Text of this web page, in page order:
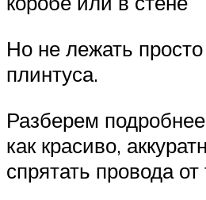
Но не лежать
плинтуса.
Разберем
как красиво,
спрятать провода